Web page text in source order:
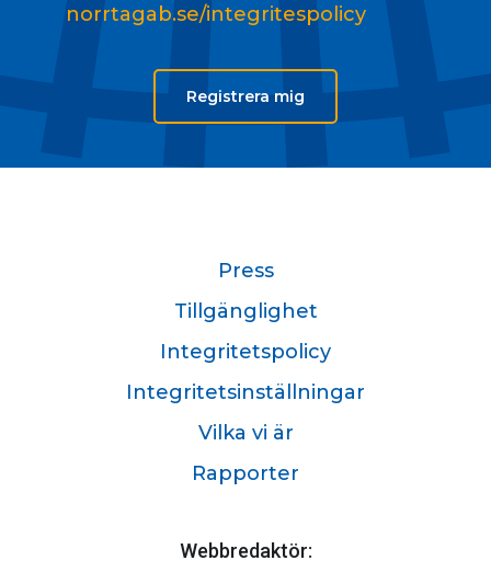
norrtagab.se/integritespolicy
Registrera mig
Press
Tillgänglighet
Integritetspolicy
Integritetsinställningar
Vilka vi är
Rapporter
Webbredaktör: